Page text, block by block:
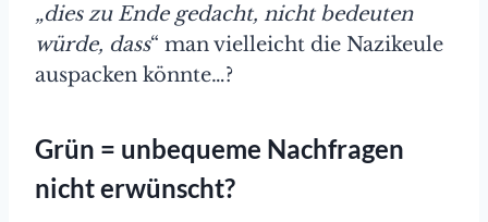
„dies zu Ende gedacht, nicht bedeuten
würde, dass“ man vielleicht die Nazikeule
auspacken könnte…?
Grün = unbequeme Nachfragen
nicht erwünscht?